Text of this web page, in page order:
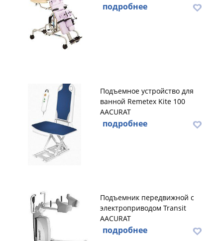
подробнее
Подъемное устройство для
ванной Remetex Kite 100
AACURAT
подробнее
Подъемник передвижной с
электроприводом Transit
AACURAT
подробнее